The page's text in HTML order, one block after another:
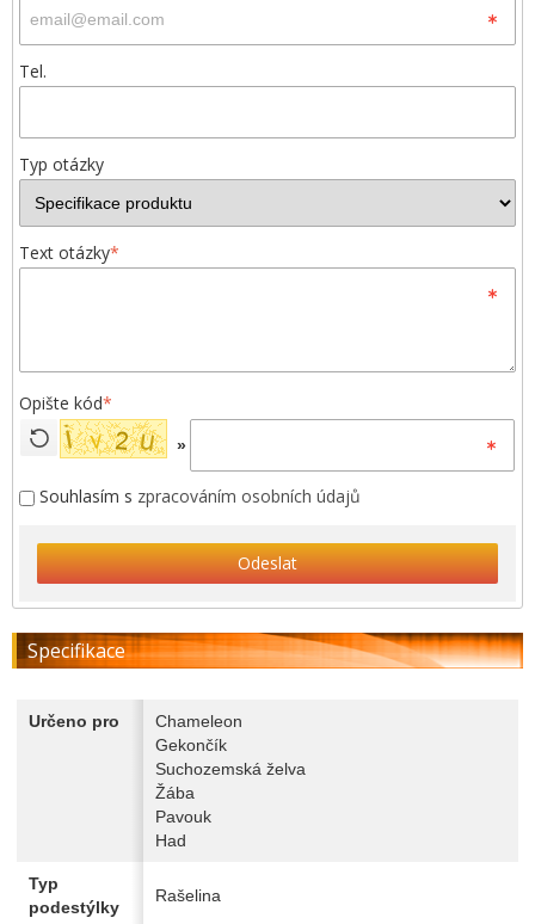
Tel.
Typ otázky
Text otázky*
Opište kód*
»
Souhlasím s zpracováním osobních údajů
Odeslat
Specifikace
Určeno pro
Chameleon
Gekončík
Suchozemská želva
Žába
Pavouk
Had
Typ
podestýlky
Rašelina